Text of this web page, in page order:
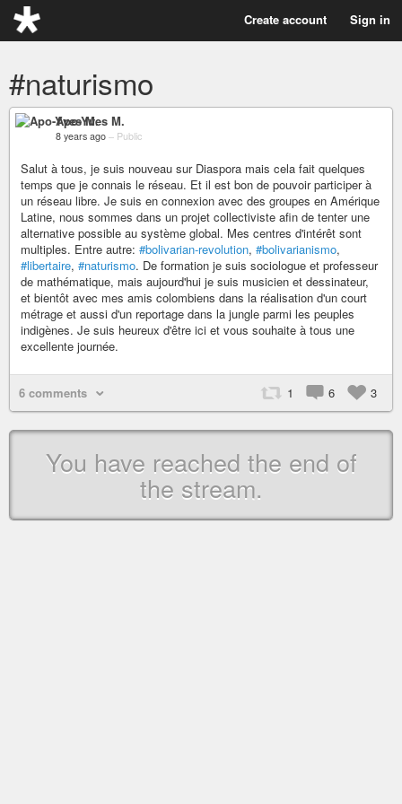
Create account Sign in
#naturismo
Apo-Yves M.
8 years ago – Public
Salut à tous, je suis nouveau sur Diaspora mais cela fait quelques
temps que je connais le réseau. Et il est bon de pouvoir participer à
un réseau libre. Je suis en connexion avec des groupes en Amérique
Latine, nous sommes dans un projet collectiviste afin de tenter une
alternative possible au système global. Mes centres d'intérêt sont
multiples. Entre autre: #bolivarian-revolution, #bolivarianismo,
#libertaire, #naturismo. De formation je suis sociologue et professeur
de mathématique, mais aujourd'hui je suis musicien et dessinateur,
et bientôt avec mes amis colombiens dans la réalisation d'un court
métrage et aussi d'un reportage dans la jungle parmi les peuples
indigènes. Je suis heureux d'être ici et vous souhaite à tous une
excellente journée.
6 comments 1 6 3
You have reached the end of
the stream.